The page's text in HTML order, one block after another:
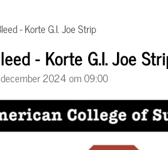
- Korte G.I. Joe Strip
- Korte G.I. Joe
2024 om 09:00